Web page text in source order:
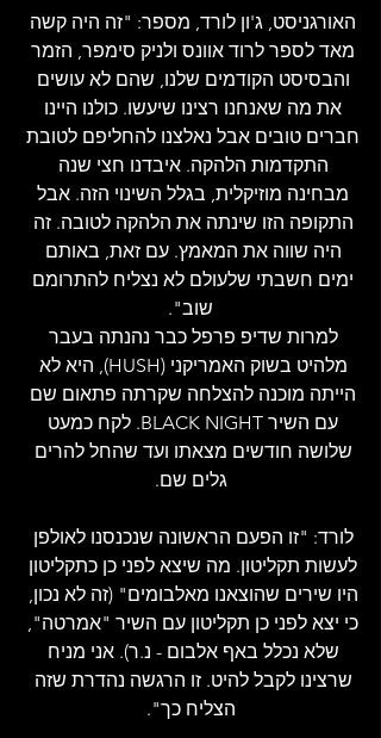
האורגניסט, ג'ון לורד, מספר: "זה היה קשה
מאד לספר לרוד אוונס ולניק סימפר, הזמר
והבסיסט הקודמים שלנו, שהם לא עושים
את מה שאנחנו רצינו שיעשו. כולנו היינו
חברים טובים אבל נאלצנו להחליפם לטובת
התקדמות הלהקה. איבדנו חצי שנה
מבחינה מוזיקלית, בגלל השינוי הזה. אבל
התקופה הזו שינתה את הלהקה לטובה. זה
היה שווה את המאמץ. עם זאת, באותם
ימים חשבתי שלעולם לא נצליח להתרומם
שוב".
למרות שדיפ פרפל כבר נהנתה בעבר
מלהיט בשוק האמריקני (HUSH), היא לא
הייתה מוכנה להצלחה שקרתה פתאום שם
עם השיר BLACK NIGHT. לקח כמעט
שלושה חודשים מצאתו ועד שהחל להרים
גלים שם.
לורד: "זו הפעם הראשונה שנכנסנו לאולפן
לעשות תקליטון. מה שיצא לפני כן כתקליטון
היו שירים שהוצאנו מאלבומים" (זה לא נכון,
כי יצא לפני כן תקליטון עם השיר "אמרטה",
שלא נכלל באף אלבום - נ.ר). אני מניח
שרצינו לקבל להיט. זו הרגשה נהדרת שזה
הצליח כך".